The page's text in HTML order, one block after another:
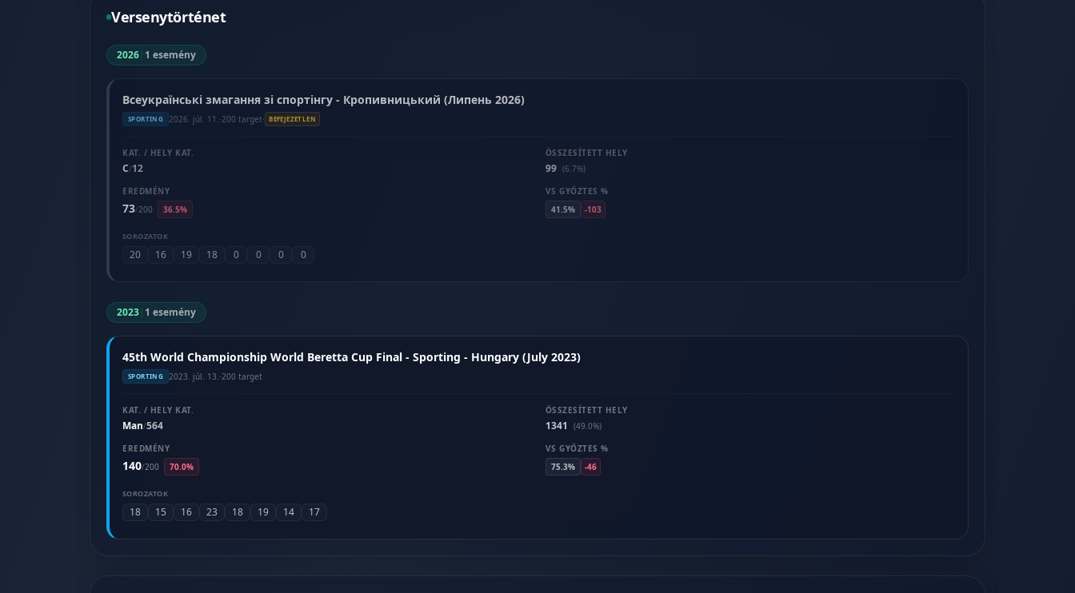
Versenytörténet
2026| 1 esemény
Всеукраїнські змагання зі спортінгу - Кропивницький (Липень 2026)
SPORTING 2026. júl. 11. ·200 target· BEFEJEZETLEN
KAT. / HELY KAT.
C/12
ÖSSZESÍTETT HELY
99 (6.7%)
EREDMÉNY
73/200 36.5%
VS GYŐZTES %
41.5%
-103
SOROZATOK
20 16 19 18 0 0 0 0
2023| 1 esemény
45th World Championship World Beretta Cup Final - Sporting - Hungary (July 2023)
SPORTING 2023. júl. 13. ·200 target
KAT. / HELY KAT.
Man/564
ÖSSZESÍTETT HELY
1341
(49.0%)
EREDMÉNY
140/200 70.0%
VS GYŐZTES %
75.3%
-46
SOROZATOK
18 15 16 23 18 19 14 17